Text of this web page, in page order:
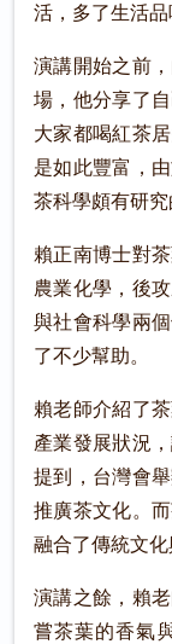
活，多了生活品
演講開始之前
場，他分享了
大家都喝紅茶
是如此豐富，
茶科學頗有研究
賴正南博士對
農業化學，後
與社會科學兩
了不少幫助。
賴老師介紹了
產業發展狀況
提到，台灣會
推廣茶文化。
融合了傳統文化
演講之餘，賴
嘗茶葉的香氣